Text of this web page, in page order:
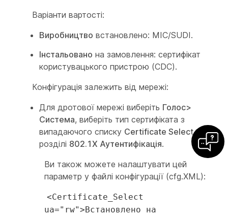
Варіанти вартості:
Виробництво встановлено: MIC/SUDI.
Інстальовано на замовлення: сертифікат
користувацького пристрою (CDC).
Конфігурація залежить від мережі:
Для дротової мережі виберіть Голос>
Система, виберіть тип сертифіката з
випадаючого списку Certificate Selectв
розділі 802.1X Аутентифікація.
Ви також можете налаштувати цей
параметр у файлі конфігурації (cfg.XML):
<Certificate_Select
ua="rw">Встановлено на